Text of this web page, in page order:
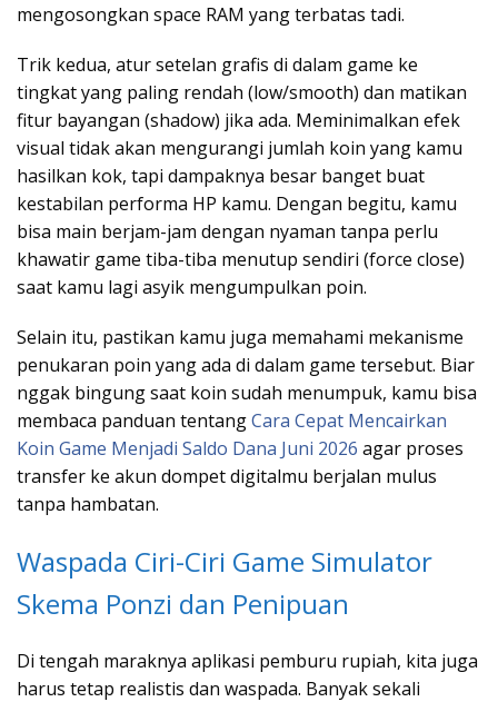
mengosongkan space RAM yang terbatas tadi.
Trik kedua, atur setelan grafis di dalam game ke
tingkat yang paling rendah (low/smooth) dan matikan
fitur bayangan (shadow) jika ada. Meminimalkan efek
visual tidak akan mengurangi jumlah koin yang kamu
hasilkan kok, tapi dampaknya besar banget buat
kestabilan performa HP kamu. Dengan begitu, kamu
bisa main berjam-jam dengan nyaman tanpa perlu
khawatir game tiba-tiba menutup sendiri (force close)
saat kamu lagi asyik mengumpulkan poin.
Selain itu, pastikan kamu juga memahami mekanisme
penukaran poin yang ada di dalam game tersebut. Biar
nggak bingung saat koin sudah menumpuk, kamu bisa
membaca panduan tentangCara Cepat Mencairkan
Koin Game Menjadi Saldo Dana Juni 2026 agar proses
transfer ke akun dompet digitalmu berjalan mulus
tanpa hambatan.
Waspada Ciri-Ciri Game Simulator
Skema Ponzi dan Penipuan
Di tengah maraknya aplikasi pemburu rupiah, kita juga
harus tetap realistis dan waspada. Banyak sekali